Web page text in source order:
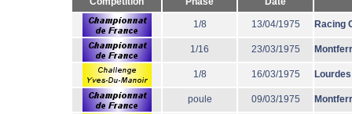
1/8 13/04/1975 Racing
1/16 23/03/1975
1/8 16/03/1975 Lourdes
poule 09/03/1975